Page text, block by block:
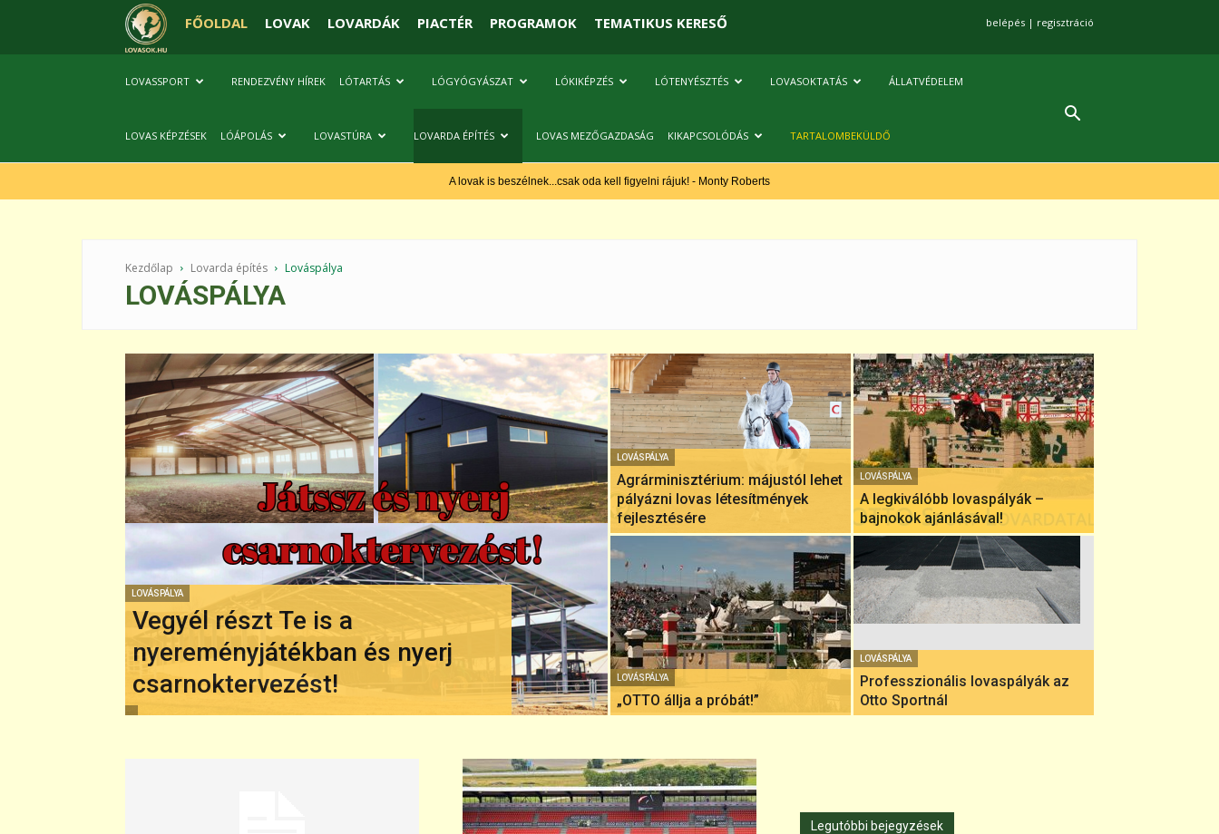
FŐOLDAL LOVAK LOVARDÁK PIACTÉR PROGRAMOK TEMATIKUS KERESŐ belépés | regisztráció
LOVASSPORT RENDEZVÉNY HÍREK LÓTARTÁS LÓGYÓGYÁSZAT LÓKIKÉPZÉS LÓTENYÉSZTÉS LOVASOKTATÁS ÁLLATVÉDELEM
LOVAS KÉPZÉSEK LÓÁPOLÁS LOVASTÚRA LOVARDA ÉPÍTÉS LOVAS MEZŐGAZDASÁG KIKAPCSOLÓDÁS TARTALOMBEKÜLDŐ
A lovak is beszélnek...csak oda kell figyelni rájuk! - Monty Roberts
Kezdőlap Lovarda építés Lováspálya
LOVÁSPÁLYA
LOVÁSPÁLYA
Vegyél részt Te is a
nyereményjátékban és nyerj
csarnoktervezést!
LOVÁSPÁLYA
Agrárminisztérium: májustól lehet
pályázni lovas létesítmények
fejlesztésére
LOVÁSPÁLYA
A legkiválóbb lovaspályák –
bajnokok ajánlásával!
LOVÁSPÁLYA
„OTTO állja a próbát!”
LOVÁSPÁLYA
Professzionális lovaspályák az
Otto Sportnál
Legutóbbi bejegyzések